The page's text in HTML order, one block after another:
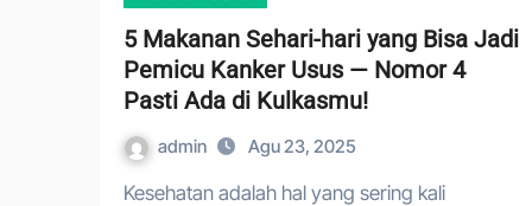
5 Makanan Sehari-hari yang Bisa Jadi
Pemicu Kanker Usus — Nomor 4
Pasti Ada di Kulkasmu!
admin Agu 23, 2025
Kesehatan adalah hal yang sering kali